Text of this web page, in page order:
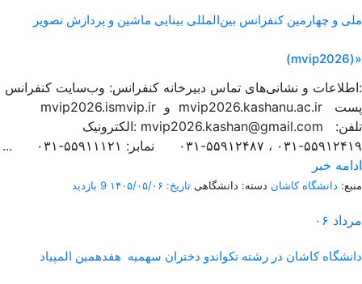
ملی و چهارمین کنفرانس بین‌المللی بینایی ماشین و پردازش تصویر
(mvip2026)»
اطلاعات و نشانی‌های تماس دبیرخانه کنفرانس: وب‌سایت کنفرانس:
mvip2026.ismvip.ir و mvip2026.kashanu.ac.ir پست
الکترونیک: mvip2026.kashan@gmail.com تلفن:
۵۵۹۱۲۴۱۹-۰۳۱ ، ۵۵۹۱۲۴۸۷-۰۳۱ نمابر: ۵۵۹۱۱۱۲۱-۰۳۱ ...
ادامه خبر
منبع: دانشگاه کاشان دسته: دانشگاهی تاریخ: ۱۴۰۵/۰۵/۰۶ 9 بازدید
۰۶ مرداد
دانشگاه کاشان در رشته تکواندو دختران سهمیه هفدهمین المپیاد